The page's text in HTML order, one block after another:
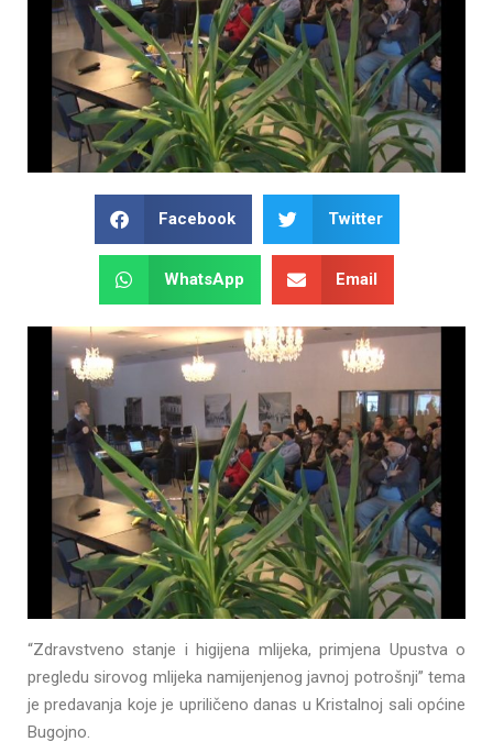
Facebook Twitter
WhatsApp Email
“Zdravstveno stanje i higijena mlijeka, primjena Upustva o
pregledu sirovog mlijeka namijenjenog javnoj potrošnji” tema
je predavanja koje je upriličeno danas u Kristalnoj sali općine
Bugojno.